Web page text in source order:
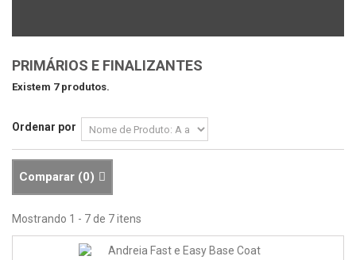
PRIMÁRIOS E FINALIZANTES
Existem 7 produtos.
Ordenar por
Comparar (0)
Mostrando 1 - 7 de 7 itens